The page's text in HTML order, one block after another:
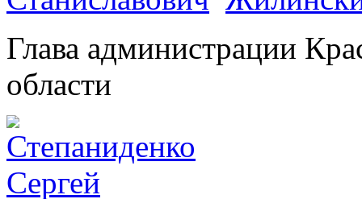
Глава администрации
области